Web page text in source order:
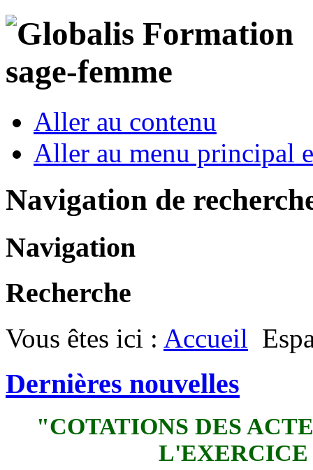
Aller au contenu
Aller au menu principal
Navigation de
Navigation
Recherche
Vous êtes ici : Accueil
Dernières nouvelles
"COTATIONS DES